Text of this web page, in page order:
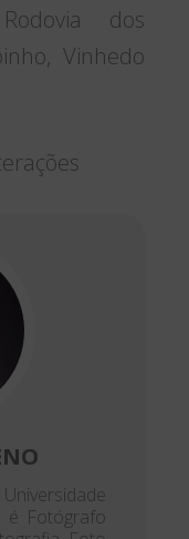
dos
Vinhedo
é Fotógrafo